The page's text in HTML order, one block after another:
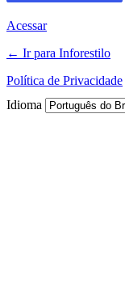
Acessar
← Ir para Inforestilo
Política de Privacidade
Idioma